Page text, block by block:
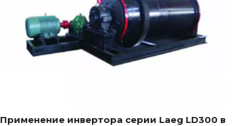
Применение инвертора серии Laeg LD300 в